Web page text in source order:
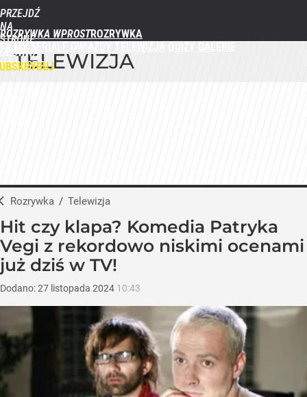
PRZEJDŹ
NA
STRONĘ
GŁÓWNĄ
WPROST.PL
ROZRYWKA WPROST
TELEWIZJA
Rozrywka / Telewizja
Hit czy klapa? Komedia Patryka
Vegi z rekordowo niskimi ocenami
już dziś w TV!
Dodano:27 listopada 2024 10:43